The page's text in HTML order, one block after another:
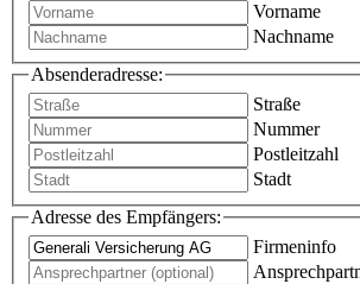
Vorname
Nachname
Absenderadresse:
Straße
Nummer
Postleitzahl
Stadt
Adresse des Empfängers:
Firmeninfo